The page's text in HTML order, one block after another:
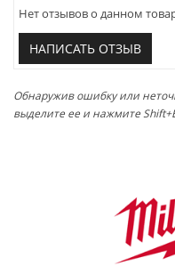
Нет отзывов о данном
НАПИСАТЬ ОТЗЫВ
Обнаружив ошибку или
выделите ее и нажмите